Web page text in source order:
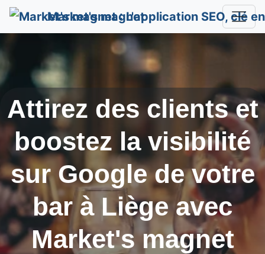
Market's magnet
Attirez des clients et
boostez la visibilité
sur Google de votre
bar à Liègeavec
Market's magnet